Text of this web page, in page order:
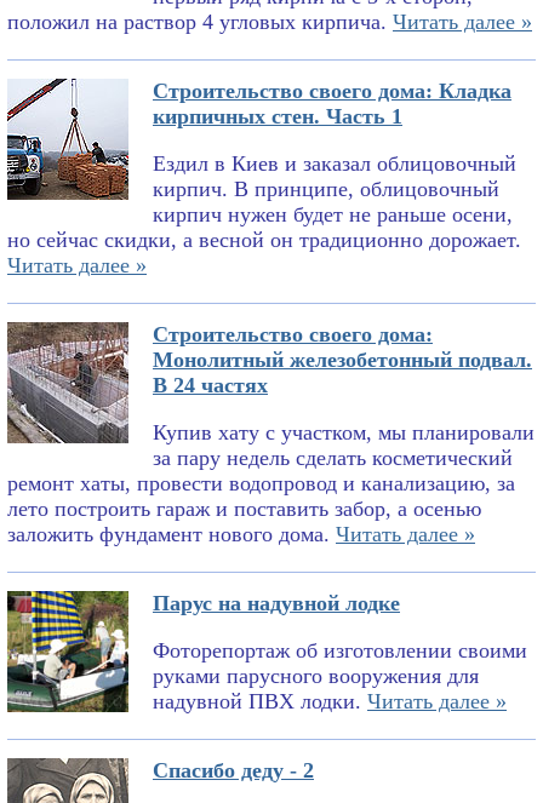
положил на раствор 4 угловых кирпича. Читать далее »
Строительство своего дома: Кладка
кирпичных стен. Часть 1
Ездил в Киев и заказал облицовочный
кирпич. В принципе, облицовочный
кирпич нужен будет не раньше осени,
но сейчас скидки, а весной он традиционно дорожает.
Читать далее »
Строительство своего дома:
Монолитный железобетонный подвал.
В 24 частях
Купив хату с участком, мы планировали
за пару недель сделать косметический
ремонт хаты, провести водопровод и канализацию, за
лето построить гараж и поставить забор, а осенью
заложить фундамент нового дома. Читать далее »
Парус на надувной лодке
Фоторепортаж об изготовлении своими
руками парусного вооружения для
надувной ПВХ лодки. Читать далее »
Спасибо деду - 2